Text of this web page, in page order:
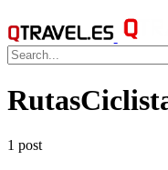
1 post